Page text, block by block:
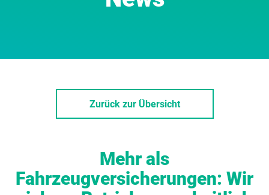
Zurück zur Übersicht
Mehr als
Fahrzeugversicherungen: Wir